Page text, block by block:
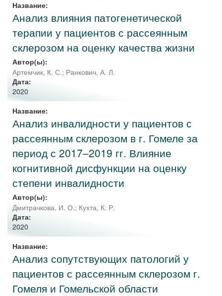
Название:
Анализ влияния патогенетической
терапии у пациентов с рассеянным
склерозом на оценку качества жизни
Автор(ы):
Артемчик, К. С.; Ранкович, А. Л.
Дата:
2020
Название:
Анализ инвалидности у пациентов с
рассеянным склерозом в г. Гомеле за
период с 2017–2019 гг. Влияние
когнитивной дисфункции на оценку
степени инвалидности
Автор(ы):
Дмитрачкова, И. О.; Кухта, К. Р.
Дата:
2020
Название:
Анализ сопутствующих патологий у
пациентов с рассеянным склерозом г.
Гомеля и Гомельской области